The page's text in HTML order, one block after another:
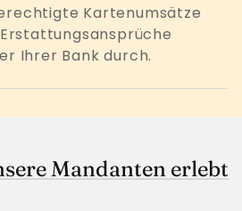
Kartenumsätze
Ihrer Bank durch.
Mandanten erlebt